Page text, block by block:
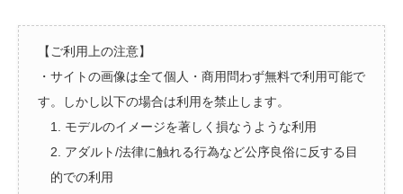
【ご利用上の注意】
・サイトの画像は全て個人・商用問わず無料で利用可能で
す。しかし以下の場合は利用を禁止します。
1. モデルのイメージを著しく損なうような利用
2. アダルト/法律に触れる行為など公序良俗に反する目
的での利用